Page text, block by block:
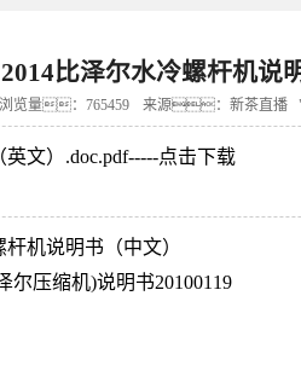
2014比泽尔水冷螺杆机说
浏览量：765459 来源：新茶直播
文）.doc.pdf-----点击下载
机说明书（中文）
尔压缩机)说明书20100119